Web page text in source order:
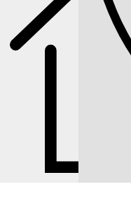
СЕРВИС
ЦЕНЫ НА ТОРМОЗНЫЕ